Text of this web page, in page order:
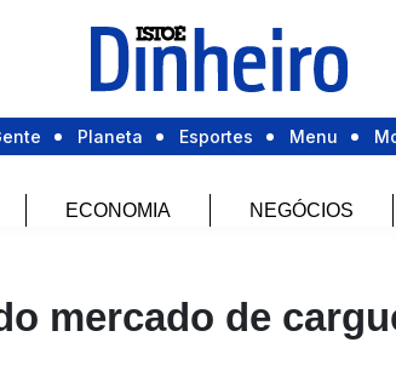
Planeta Esportes Menu
ECONOMIA NEGÓCIOS
mercado de